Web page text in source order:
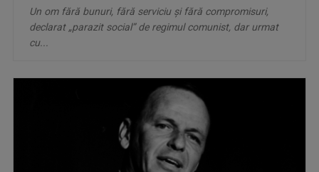
Un om fără bunuri, fără serviciu şi fără compromisuri,
declarat „parazit social” de regimul comunist, dar urmat
cu...